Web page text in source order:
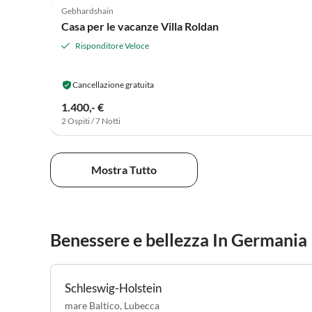
Gebhardshain
Casa per le vacanze Villa Roldan
Risponditore Veloce
Cancellazione gratuita
1.400,- €
2 Ospiti / 7 Notti
Mostra Tutto
Benessere e bellezza In Germania
Schleswig-Holstein
mare Baltico, Lubecca